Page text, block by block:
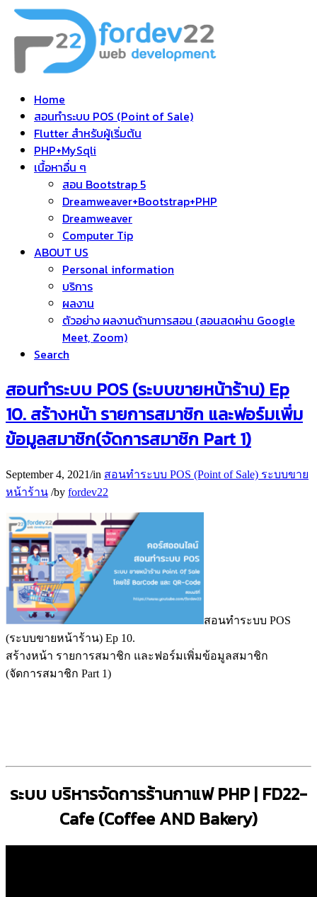
Home
สอนทำระบบ POS (Point of Sale)
Flutter สำหรับผู้เริ่มต้น
PHP+MySqli
เนื้อหาอื่น ๆ
สอน Bootstrap 5
Dreamweaver+Bootstrap+PHP
Dreamweaver
Computer Tip
ABOUT US
Personal information
บริการ
ผลงาน
ตัวอย่าง ผลงานด้านการสอน (สอนสดผ่าน Google
Meet, Zoom)
Search
สอนทำระบบ POS (ระบบขายหน้าร้าน) Ep
10. สร้างหน้า รายการสมาชิก และฟอร์มเพิ่ม
ข้อมูลสมาชิก(จัดการสมาชิก Part 1)
September 4, 2021/in สอนทำระบบ POS (Point of Sale) ระบบขาย
หน้าร้าน /by fordev22
สอนทำระบบ POS
(ระบบขายหน้าร้าน) Ep 10.
สร้างหน้า รายการสมาชิก และฟอร์มเพิ่มข้อมูลสมาชิก
(จัดการสมาชิก Part 1)
ระบบ บริหารจัดการร้านกาแฟ PHP | FD22-
Cafe (Coffee AND Bakery)